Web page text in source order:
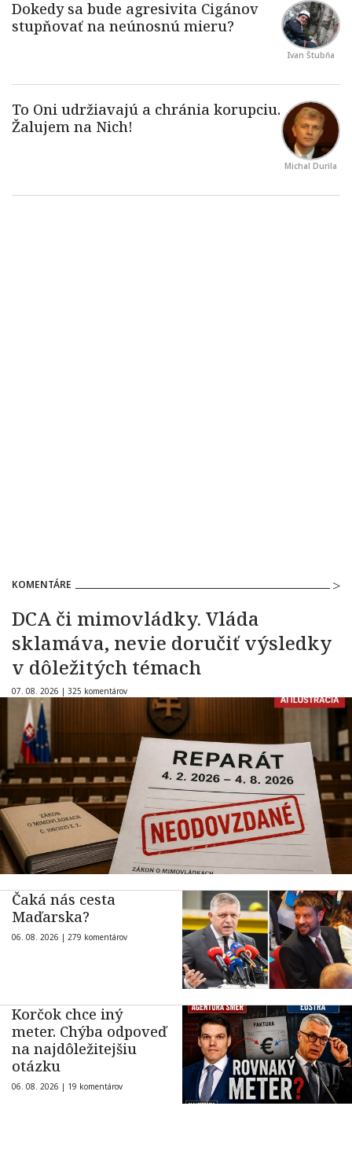
Ivan Štubňa
Michal Durila
KOMENTÁRE
DCA či mimovládky. Vláda
sklamáva, nevie doručiť výsledky
v dôležitých témach
07. 08. 2026 | 325 komentárov
Čaká nás cesta
Maďarska?
06. 08. 2026 | 279 komentárov
Korčok chce iný
meter. Chýba odpoveď
na najdôležitejšiu
otázku
06. 08. 2026 | 19 komentárov